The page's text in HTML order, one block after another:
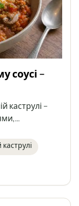
соусі –
каструлі –
начинка для
дня